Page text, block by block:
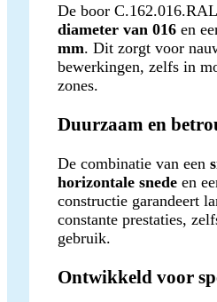
De boor
diameter van 016 en
mm. Dit zorgt voor
bewerkingen, zelfs in
zones.
Duurzaam en
De combinatie van een
horizontale snede en
constructie garandeert
constante prestaties,
gebruik.
Ontwikkeld voor